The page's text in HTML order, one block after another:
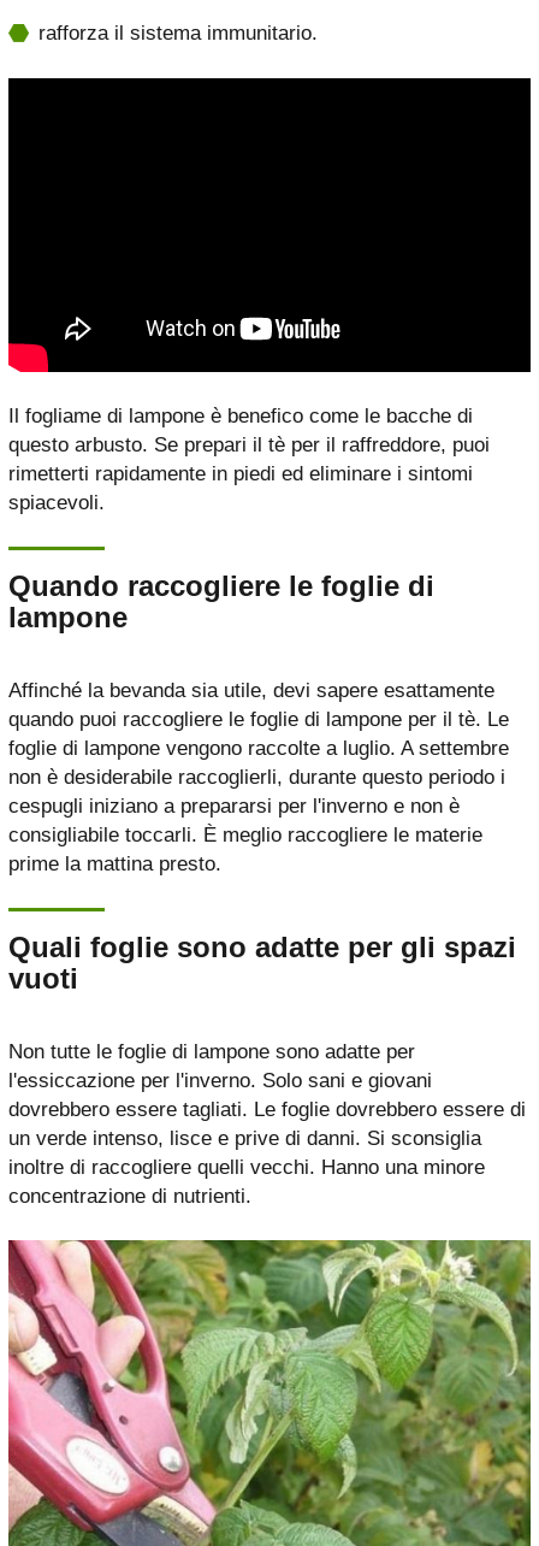
rafforza il sistema immunitario.
Il fogliame di lampone è benefico come le bacche di
questo arbusto. Se prepari il tè per il raffreddore, puoi
rimetterti rapidamente in piedi ed eliminare i sintomi
spiacevoli.
Quando raccogliere le foglie di
lampone
Affinché la bevanda sia utile, devi sapere esattamente
quando puoi raccogliere le foglie di lampone per il tè. Le
foglie di lampone vengono raccolte a luglio. A settembre
non è desiderabile raccoglierli, durante questo periodo i
cespugli iniziano a prepararsi per l'inverno e non è
consigliabile toccarli. È meglio raccogliere le materie
prime la mattina presto.
Quali foglie sono adatte per gli spazi
vuoti
Non tutte le foglie di lampone sono adatte per
l'essiccazione per l'inverno. Solo sani e giovani
dovrebbero essere tagliati. Le foglie dovrebbero essere di
un verde intenso, lisce e prive di danni. Si sconsiglia
inoltre di raccogliere quelli vecchi. Hanno una minore
concentrazione di nutrienti.